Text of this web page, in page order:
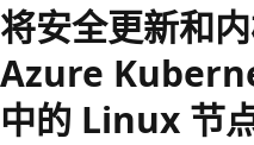
将安全更新和
Azure
中的 Linux 节